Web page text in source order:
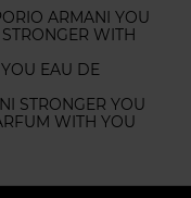
ARMANI YOU
WITH
EAU DE
STRONGER YOU
WITH YOU